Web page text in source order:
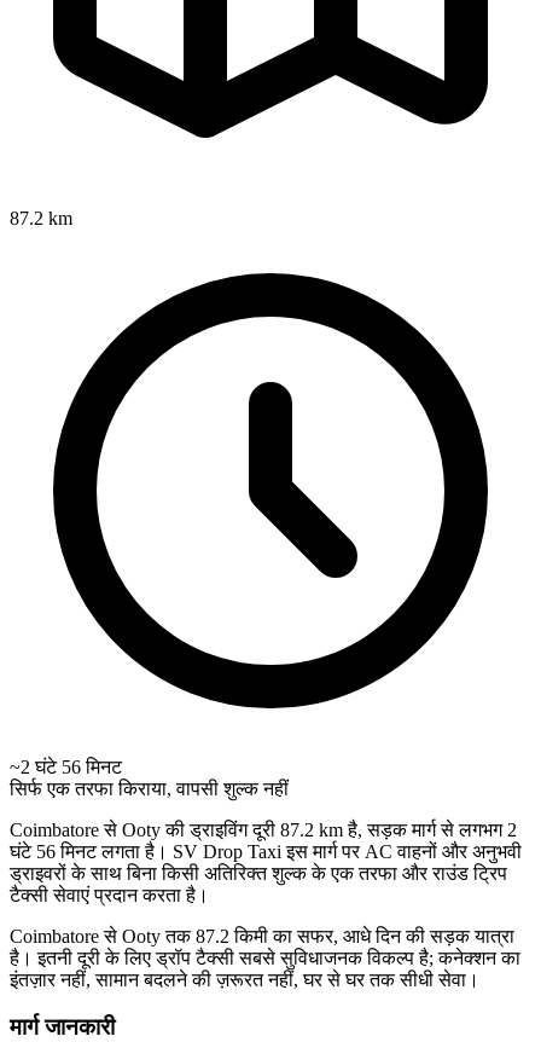
87.2 km
~2 घंटे 56 मिनट
सिर्फ एक तरफा किराया, वापसी शुल्क नहीं
Coimbatore से Ooty की ड्राइविंग दूरी 87.2 km है, सड़क मार्ग से लगभग 2
घंटे 56 मिनट लगता है। SV Drop Taxi इस मार्ग पर AC वाहनों और अनुभवी
ड्राइवरों के साथ बिना किसी अतिरिक्त शुल्क के एक तरफा और राउंड ट्रिप
टैक्सी सेवाएं प्रदान करता है।
Coimbatore से Ooty तक 87.2 किमी का सफर, आधे दिन की सड़क यात्रा
है। इतनी दूरी के लिए ड्रॉप टैक्सी सबसे सुविधाजनक विकल्प है; कनेक्शन का
इंतज़ार नहीं, सामान बदलने की ज़रूरत नहीं, घर से घर तक सीधी सेवा।
मार्ग जानकारी